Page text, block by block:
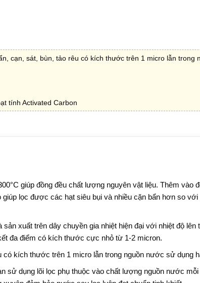
cạn, sát, bùn, tảo rêu có kích thước trên 1 micro lẫn trong
tính Activated Carbon
giúp đồng đều chất lượng nguyên vật liệu. Thêm vào
lọc được các hạt siêu bụi và nhiều cặn bẩn hơn so với
xuất trên dây chuyền gia nhiệt hiện đại với nhiệt độ lên
đa điểm có kích thước cực nhỏ từ 1-2 micron.
kích thước trên 1 micro lẫn trong nguồn nước sử dụng
sử dụng lõi lọc phụ thuộc vào chất lượng nguồn nước